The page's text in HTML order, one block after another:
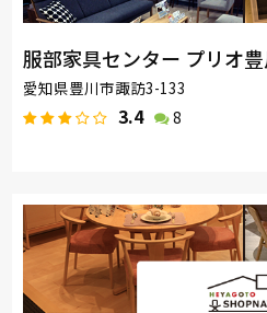
服部家具センター プリオ
愛知県豊川市諏訪3-133
3.4 8